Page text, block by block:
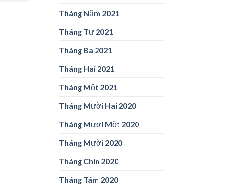
Tháng Năm 2021
Tháng Tư 2021
Tháng Ba 2021
Tháng Hai 2021
Tháng Một 2021
Tháng Mười Hai 2020
Tháng Mười Một 2020
Tháng Mười 2020
Tháng Chín 2020
Tháng Tám 2020